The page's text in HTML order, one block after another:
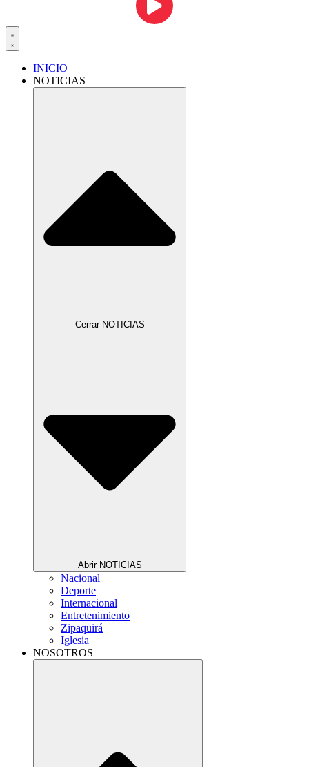
INICIO
NOTICIAS
Cerrar NOTICIAS
Abrir NOTICIAS
Nacional
Deporte
Internacional
Entretenimiento
Zipaquirá
Iglesia
NOSOTROS